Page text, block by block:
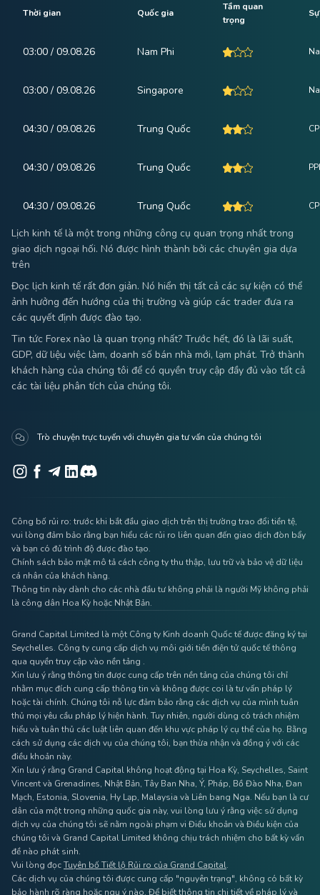
Thời gian Quốc gia
Tầm quan
trọng
03:00 / 09.08.26 Nam Phi
03:00 / 09.08.26 Singapore
04:30 / 09.08.26 Trung Quốc
04:30 / 09.08.26 Trung Quốc
04:30 / 09.08.26 Trung Quốc
Lịch kinh tế là một trong những công cụ quan trọng nhất trong
giao dịch ngoại hối. Nó được hình thành bởi các chuyên gia dựa
trên
Đọc lịch kinh tế rất đơn giản. Nó hiển thị tất cả các sự kiện có thể
ảnh hưởng đến hướng của thị trường và giúp các trader đưa ra
các quyết định được đào tạo.
Tin tức Forex nào là quan trọng nhất? Trước hết, đó là lãi suất,
GDP, dữ liệu việc làm, doanh số bán nhà mới, lạm phát. Trở thành
khách hàng của chúng tôi để có quyền truy cập đầy đủ vào tất cả
các tài liệu phân tích của chúng tôi.
Trò chuyện trực tuyến với chuyên gia tư vấn của chúng tôi
Công bố rủi ro: trước khi bắt đầu giao dịch trên thị trường trao đổi tiền tệ,
vui lòng đảm bảo rằng bạn hiểu các rủi ro liên quan đến giao dịch đòn bẩy
và bạn có đủ trình độ được đào tạo.
Chính sách bảo mật mô tả cách công ty thu thập, lưu trữ và bảo vệ dữ liệu
cá nhân của khách hàng.
Thông tin này dành cho các nhà đầu tư không phải là người Mỹ không phải
là công dân Hoa Kỳ hoặc Nhật Bản.
Grand Capital Limited là một Công ty Kinh doanh Quốc tế được đăng ký tại
Seychelles. Công ty cung cấp dịch vụ môi giới tiền điện tử quốc tế thông
qua quyền truy cập vào nền tảng .
Xin lưu ý rằng thông tin được cung cấp trên nền tảng của chúng tôi chỉ
nhằm mục đích cung cấp thông tin và không được coi là tư vấn pháp lý
hoặc tài chính. Chúng tôi nỗ lực đảm bảo rằng các dịch vụ của mình tuân
thủ mọi yêu cầu pháp lý hiện hành. Tuy nhiên, người dùng có trách nhiệm
hiểu và tuân thủ các luật liên quan đến khu vực pháp lý cụ thể của họ. Bằng
cách sử dụng các dịch vụ của chúng tôi, bạn thừa nhận và đồng ý với các
điều khoản này.
Xin lưu ý rằng Grand Capital không hoạt động tại Hoa Kỳ, Seychelles, Saint
Vincent và Grenadines, Nhật Bản, Tây Ban Nha, Ý, Pháp, Bồ Đào Nha, Đan
Mạch, Estonia, Slovenia, Hy Lạp, Malaysia và Liên bang Nga. Nếu bạn là cư
dân của một trong những quốc gia này, vui lòng lưu ý rằng việc sử dụng
dịch vụ của chúng tôi sẽ nằm ngoài phạm vi Điều khoản và Điều kiện của
chúng tôi và Grand Capital Limited không chịu trách nhiệm cho bất kỳ vấn
đề nào phát sinh.
Vui lòng đọcTuyên bố Tiết lộ Rủi ro của Grand Capital.
Các dịch vụ của chúng tôi được cung cấp "nguyên trạng", không có bất kỳ
bảo hành rõ ràng hoặc ngụ ý nào. Để biết thông tin chi tiết về pháp lý và